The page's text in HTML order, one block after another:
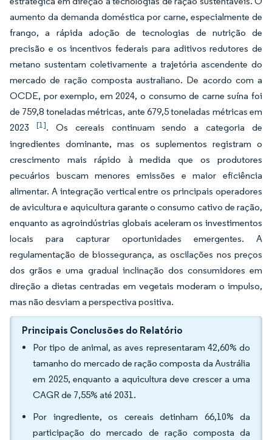
aumento da demanda doméstica por carne, especialmente de
frango, a rápida adoção de tecnologias de nutrição de
precisão e os incentivos federais para aditivos redutores de
metano sustentam coletivamente a trajetória ascendente do
mercado de ração composta australiano. De acordo com a
OCDE, por exemplo, em 2024, o consumo de carne suína foi
de 759,8 toneladas métricas, ante 679,5 toneladas métricas em
2023 [1]. Os cereais continuam sendo a categoria de
ingredientes dominante, mas os suplementos registram o
crescimento mais rápido à medida que os produtores
pecuários buscam menores emissões e maior eficiência
alimentar. A integração vertical entre os principais operadores
de avicultura e aquicultura garante o consumo cativo de ração,
enquanto as agroindústrias globais aceleram os investimentos
locais para capturar oportunidades emergentes. A
regulamentação de biossegurança, as oscilações nos preços
dos grãos e uma gradual inclinação dos consumidores em
direção a dietas centradas em vegetais moderam o impulso,
mas não desviam a perspectiva positiva.
Principais Conclusões do Relatório
Por tipo de animal, as aves representaram 42,60% do
tamanho do mercado de ração composta da Austrália
em 2025, enquanto a aquicultura deve crescer a uma
CAGR de 7,55% até 2031.
Por ingrediente, os cereais detinham 66,10% da
participação do mercado de ração composta da